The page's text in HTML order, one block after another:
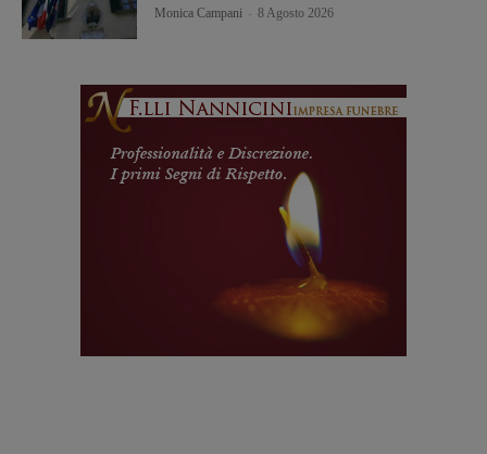
Monica Campani 8 Agosto 2026